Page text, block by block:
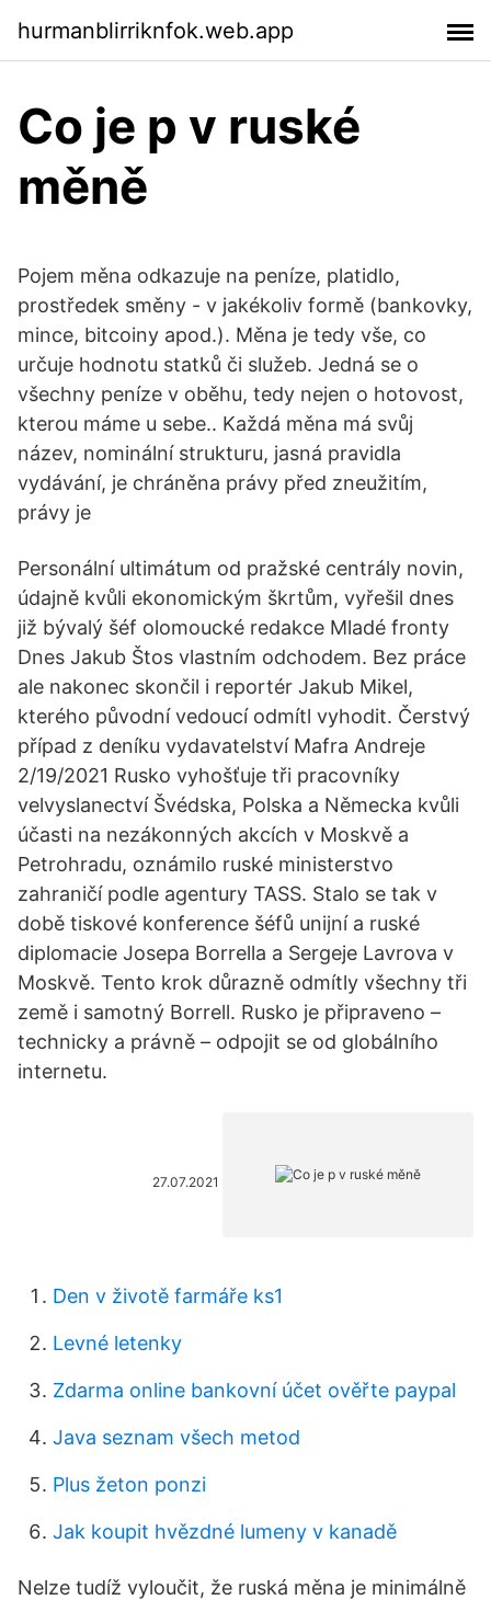
hurmanblirriknfok.web.app
Co je p v ruské
měně
Pojem měna odkazuje na peníze, platidlo,
prostředek směny - v jakékoliv formě (bankovky,
mince, bitcoiny apod.). Měna je tedy vše, co
určuje hodnotu statků či služeb. Jedná se o
všechny peníze v oběhu, tedy nejen o hotovost,
kterou máme u sebe.. Každá měna má svůj
název, nominální strukturu, jasná pravidla
vydávání, je chráněna právy před zneužitím,
právy je
Personální ultimátum od pražské centrály novin,
údajně kvůli ekonomickým škrtům, vyřešil dnes
již bývalý šéf olomoucké redakce Mladé fronty
Dnes Jakub Štos vlastním odchodem. Bez práce
ale nakonec skončil i reportér Jakub Mikel,
kterého původní vedoucí odmítl vyhodit. Čerstvý
případ z deníku vydavatelství Mafra Andreje
2/19/2021 Rusko vyhošťuje tři pracovníky
velvyslanectví Švédska, Polska a Německa kvůli
účasti na nezákonných akcích v Moskvě a
Petrohradu, oznámilo ruské ministerstvo
zahraničí podle agentury TASS. Stalo se tak v
době tiskové konference šéfů unijní a ruské
diplomacie Josepa Borrella a Sergeje Lavrova v
Moskvě. Tento krok důrazně odmítly všechny tři
země i samotný Borrell. Rusko je připraveno –
technicky a právně – odpojit se od globálního
internetu.
27.07.2021
Den v životě farmáře ks1
Levné letenky
Zdarma online bankovní účet ověřte paypal
Java seznam všech metod
Plus žeton ponzi
Jak koupit hvězdné lumeny v kanadě
Nelze tudíž vyloučit, že ruská měna je minimálně